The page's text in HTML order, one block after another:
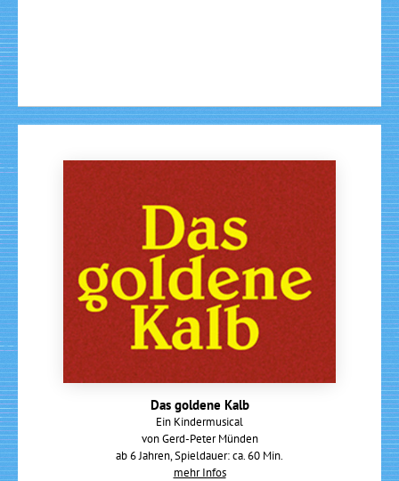
Das goldene Kalb
Ein Kindermusical
von Gerd-Peter Münden
ab 6 Jahren, Spieldauer: ca. 60 Min.
mehr Infos